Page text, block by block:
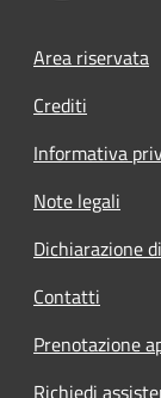
Footer
Area riservata
Crediti
Informativa
Note legali
Dichiarazione
Contatti
Prenotazione
Richiedi